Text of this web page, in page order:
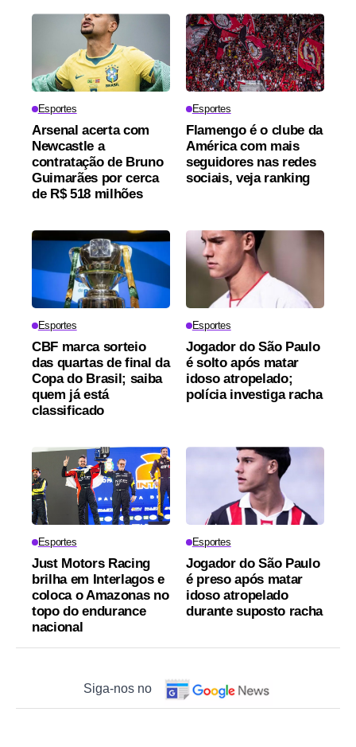
Esportes
Arsenal acerta com
Newcastle a
contratação de Bruno
Guimarães por cerca
de R$ 518 milhões
Esportes
Flamengo é o clube da
América com mais
seguidores nas redes
sociais, veja ranking
Esportes
CBF marca sorteio
das quartas de final da
Copa do Brasil; saiba
quem já está
classificado
Esportes
Jogador do São Paulo
é solto após matar
idoso atropelado;
polícia investiga racha
Esportes
Just Motors Racing
brilha em Interlagos e
coloca o Amazonas no
topo do endurance
nacional
Esportes
Jogador do São Paulo
é preso após matar
idoso atropelado
durante suposto racha
Siga-nos no